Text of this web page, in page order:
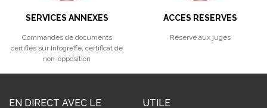
SERVICES ANNEXES
Commandes de documents
certifiés sur Infogreffe, certificat de
non-opposition
ACCES RESERVES
Réservé aux juges
EN DIRECT AVEC LE
UTILE